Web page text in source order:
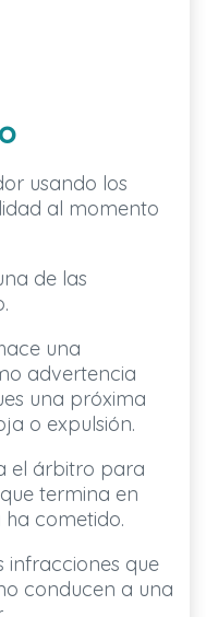
usando los
al momento
de las
una
advertencia
una próxima
o expulsión.
el árbitro para
termina en
cometido.
infracciones que
conducen a una